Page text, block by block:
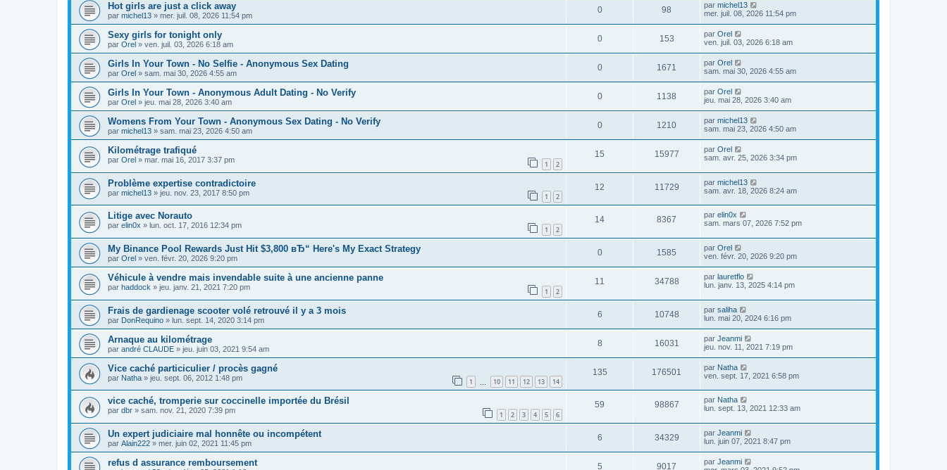
Hot girls are just a click away
par michel13 » mer. juil. 08, 2026 11:54 pm
0 98 par michel13
mer. juil. 08, 2026 11:54 pm
Sexy girls for tonight only
par Orel » ven. juil. 03, 2026 6:18 am
0 153 par Orel
ven. juil. 03, 2026 6:18 am
Girls In Your Town - No Selfie - Anonymous Sex Dating
par Orel » sam. mai 30, 2026 4:55 am
0 1671 par Orel
sam. mai 30, 2026 4:55 am
Girls In Your Town - Anonymous Adult Dating - No Verify
par Orel » jeu. mai 28, 2026 3:40 am
0 1138 par Orel
jeu. mai 28, 2026 3:40 am
Womens From Your Town - Anonymous Sex Dating - No Verify
par michel13 » sam. mai 23, 2026 4:50 am
0 1210 par michel13
sam. mai 23, 2026 4:50 am
Kilométrage trafiqué
par Orel » mar. mai 16, 2017 3:37 pm 1 2
15 15977 par Orel
sam. avr. 25, 2026 3:34 pm
Problème expertise contradictoire
par michel13 » jeu. nov. 23, 2017 8:50 pm 1 2
12 11729 par michel13
sam. avr. 18, 2026 8:24 am
Litige avec Norauto
par elin0x » lun. oct. 17, 2016 12:34 pm 1 2
14 8367 par elin0x
sam. mars 07, 2026 7:52 pm
My Binance Pool Rewards Just Hit $3,800 вЂ“ Here's My Exact Strategy
par Orel » ven. févr. 20, 2026 9:20 pm
0 1585 par Orel
ven. févr. 20, 2026 9:20 pm
Véhicule à vendre mais invendable suite à une ancienne panne
par haddock » jeu. janv. 21, 2021 7:20 pm 1 2
11 34788 par lauretflo
lun. janv. 13, 2025 4:14 pm
Frais de gardienage scooter volé retrouvé il y a 3 mois
par DonRequino » lun. sept. 14, 2020 3:14 pm
6 10748 par saliha
lun. mai 20, 2024 6:16 pm
Arnaque au kilométrage
par andré CLAUDE » jeu. juin 03, 2021 9:54 am
8 16031 par Jeanmi
jeu. nov. 11, 2021 7:19 pm
Vice caché particiculier / procès gagné
par Natha » jeu. sept. 06, 2012 1:48 pm 1 10 11 12 13 14
135 176501 par Natha
ven. sept. 17, 2021 6:58 pm
vice caché, tromperie sur coccinelle importée du Brésil
par dbr » sam. nov. 21, 2020 7:39 pm 1 2 3 4 5 6
59 98867 par Natha
lun. sept. 13, 2021 12:33 am
Un expert judiciaire mal honnête ou incompétent
par Alain222 » mer. juin 02, 2021 11:45 pm
6 34329 par Jeanmi
lun. juin 07, 2021 8:47 pm
refus d assurance remboursement 5 9017 par Jeanmi